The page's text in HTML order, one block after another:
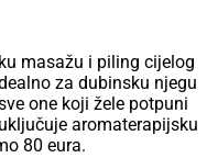
masažu i piling cijelog
za dubinsku njegu
one koji žele potpuni
aromaterapijsku
80 eura.